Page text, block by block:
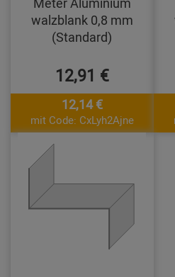
walzblank 0,8 mm
(Standard)
12,91 €
12,14 €
mit Code: CxLyh2Ajne